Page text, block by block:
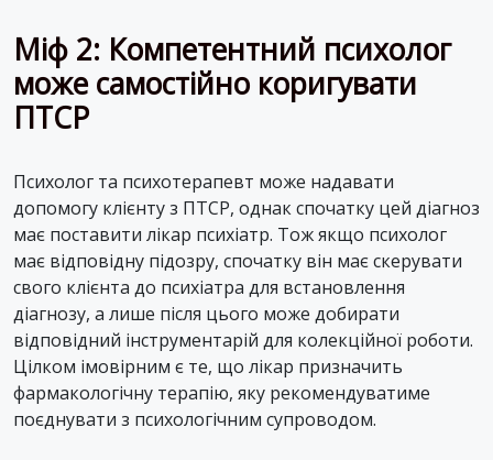
Міф 2: Компетентний психолог
може самостійно коригувати
ПТСР
Психолог та психотерапевт може надавати
допомогу клієнту з ПТСР, однак спочатку цей діагноз
має поставити лікар психіатр. Тож якщо психолог
має відповідну підозру, спочатку він має скерувати
свого клієнта до психіатра для встановлення
діагнозу, а лише після цього може добирати
відповідний інструментарій для колекційної роботи.
Цілком імовірним є те, що лікар призначить
фармакологічну терапію, яку рекомендуватиме
поєднувати з психологічним супроводом.